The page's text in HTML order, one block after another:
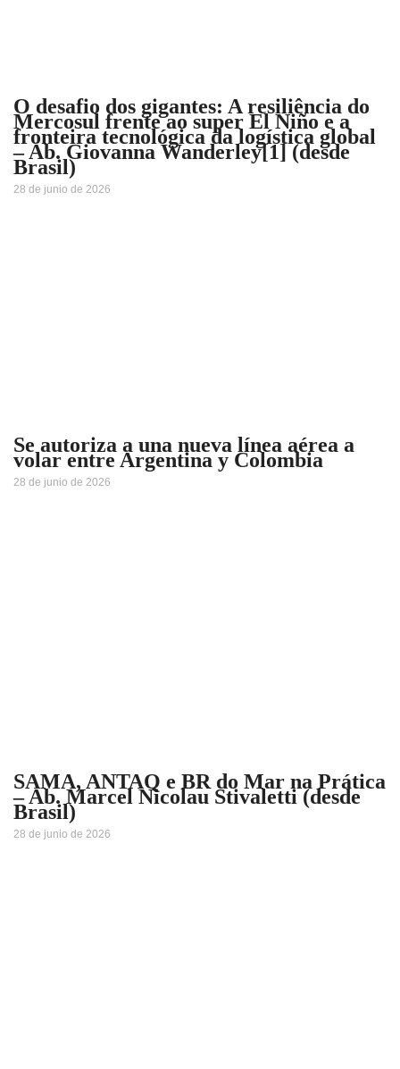
O desafio dos gigantes: A resiliência do
Mercosul frente ao super El Niño e a
fronteira tecnológica da logística global
– Ab. Giovanna Wanderley[1] (desde
Brasil)
28 de junio de 2026
Se autoriza a una nueva línea aérea a
volar entre Argentina y Colombia
28 de junio de 2026
SAMA, ANTAQ e BR do Mar na Prática
– Ab. Marcel Nicolau Stivaletti (desde
Brasil)
28 de junio de 2026